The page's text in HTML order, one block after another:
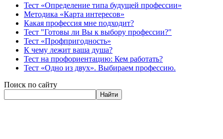
Тест «Определение типа будущей профессии»
Методика «Карта интересов»
Какая профессия мне подходит?
Тест "Готовы ли Вы к выбору профессии?"
Тест «Профпригодность»
К чему лежит ваша душа?
Тест на профориентацию: Кем работать?
Тест «Одно из двух». Выбираем профессию.
Поиск по сайту
Найти